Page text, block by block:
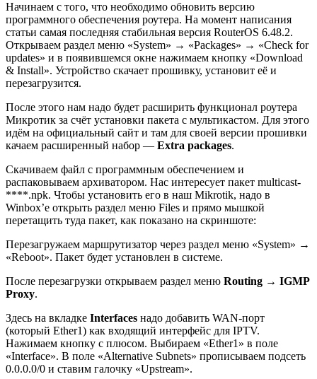
Начинаем с того, что необходимо обновить версию
программного обеспечения роутера. На момент написания
статьи самая последняя стабильная версия RouterOS 6.48.2.
Открываем раздел меню «System» → «Packages» → «Check for
updates» и в появившемся окне нажимаем кнопку «Download
& Install». Устройство скачает прошивку, установит её и
перезагрузится.
После этого нам надо будет расширить функционал роутера
Микротик за счёт установки пакета с мультикастом. Для этого
идём на официальный сайт и там для своей версии прошивки
качаем расширенный набор — Extra packages.
Скачиваем файл с программным обеспечением и
распаковываем архиватором. Нас интересует пакет multicast-
****.npk. Чтобы установить его в наш Mikrotik, надо в
Winbox’е открыть раздел меню Files и прямо мышкой
перетащить туда пакет, как показано на скриншоте:
Перезагружаем маршрутизатор через раздел меню «System» →
«Reboot». Пакет будет установлен в системе.
После перезагрузки открываем раздел меню Routing → IGMP
Proxy.
Здесь на вкладке Interfaces надо добавить WAN-порт
(который Ether1) как входящий интерфейс для IPTV.
Нажимаем кнопку с плюсом. Выбираем «Ether1» в поле
«Interface». В поле «Alternative Subnets» прописываем подсеть
0.0.0.0/0 и ставим галочку «Upstream».